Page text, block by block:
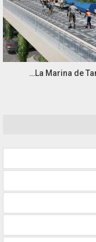
La Marina de